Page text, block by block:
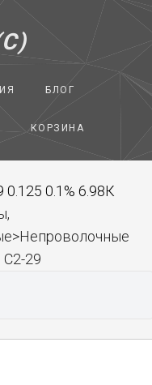
БЛОГ
КОРЗИНА
0.125 0.1% 6.98К
29